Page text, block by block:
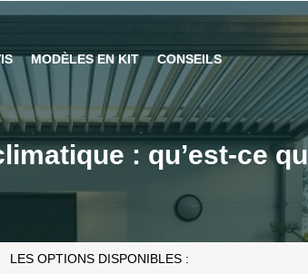
MODÈLES EN KIT CONSEILS
: qu’est-ce
LES OPTIONSDISPONIBLES :